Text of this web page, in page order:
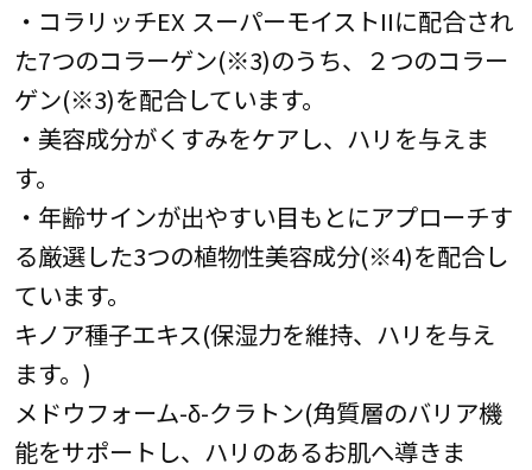
・コラリッチEX スーパーモイストIIに配合され
た7つのコラーゲン(※3)のうち、２つのコラー
ゲン(※3)を配合しています。
・美容成分がくすみをケアし、ハリを与えま
す。
・年齢サインが出やすい目もとにアプローチす
る厳選した3つの植物性美容成分(※4)を配合し
ています。
キノア種子エキス(保湿力を維持、ハリを与え
ます。)
メドウフォーム-δ-クラトン(角質層のバリア機
能をサポートし、ハリのあるお肌へ導きま